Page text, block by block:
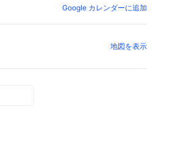
Google カレンダーに追加
地図を表示